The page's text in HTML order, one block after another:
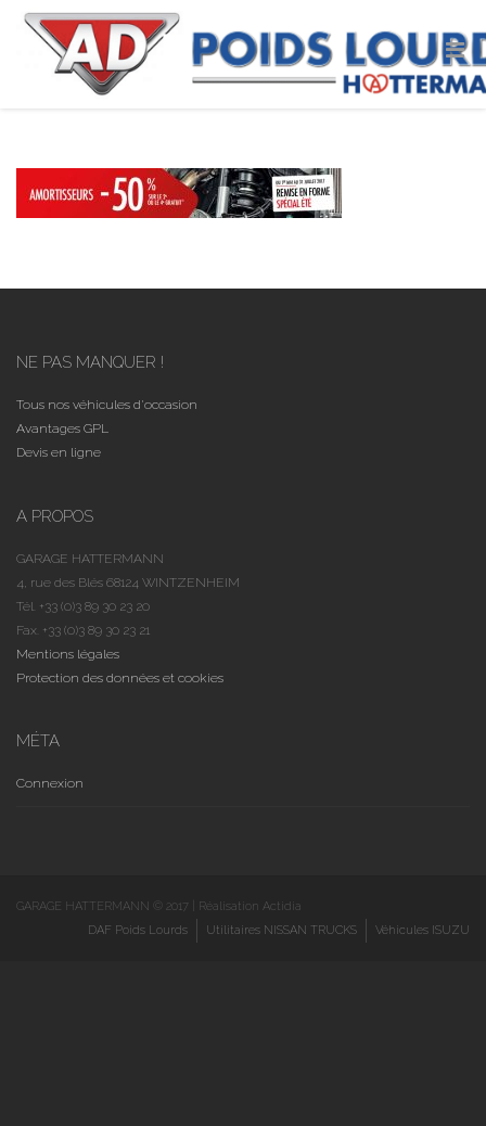
NE PAS MANQUER !
Tous nos véhicules d'occasion
Avantages GPL
Devis en ligne
A PROPOS
GARAGE HATTERMANN
4, rue des Blés 68124 WINTZENHEIM
Tél. +33 (0)3 89 30 23 20
Fax. +33 (0)3 89 30 23 21
Mentions légales
Protection des données et cookies
MÉTA
Connexion
GARAGE HATTERMANN © 2017 | Réalisation Actidia
DAF Poids Lourds
Utilitaires NISSAN TRUCKS Véhicules ISUZU